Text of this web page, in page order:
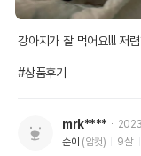
강아지가 잘 먹어요!!! 저
#상품후기
mrk****
순이 (암컷) 9살